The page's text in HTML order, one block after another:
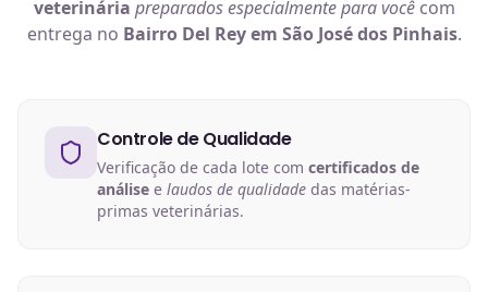
veterinária preparados especialmente para vocêcom
entrega no Bairro Del Rey em São José dos Pinhais.
Controle de Qualidade
Verificação de cada lote com certificados de
análise e laudos de qualidade das matérias-
primas veterinárias.